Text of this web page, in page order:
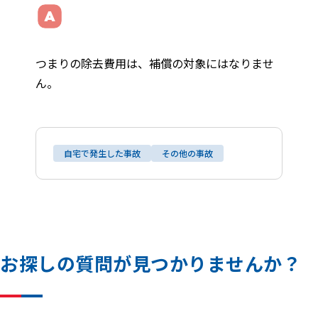
つまりの除去費用は、補償の対象にはなりませ
ん。
自宅で発生した事故 その他の事故
お探しの質問が見つかり ませんか？